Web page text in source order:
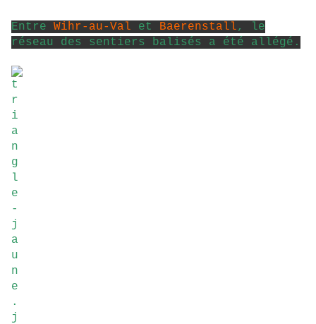
Entre Wihr-au-Val et Baerenstall, le
réseau des sentiers balisés a été allégé.